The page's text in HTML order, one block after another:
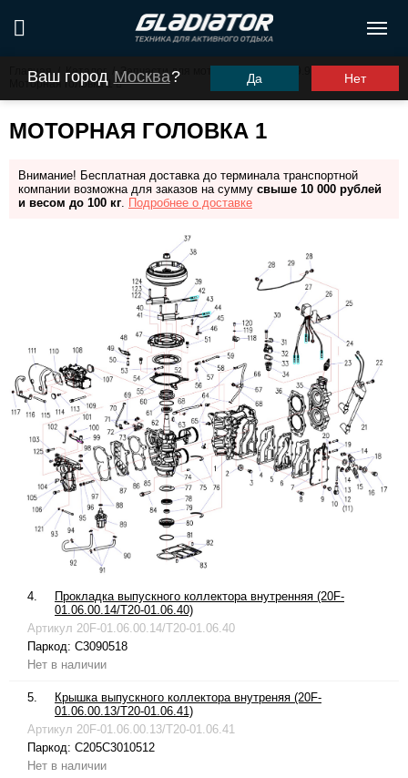
Ваш город Москва? Да Нет
Главная / Каталог Запчасти для моторов ПЛМ
/
Моторная головка 1
МОТОРНАЯ ГОЛОВКА 1
Внимание! Бесплатная доставка до терминала транспортной
компании возможна для заказов на сумму свыше 10 000 рублей
и весом до 100 кг. Подробнее о доставке
4.
Прокладка выпускного коллектора внутренняя (20F-
01.06.00.14/T20-01.06.40)
Артикул 20F-01.06.00.14/T20-01.06.40
Паркод: C3090518
Нет в наличии
5.
Крышка выпускного коллектора внутреняя (20F-
01.06.00.13/T20-01.06.41)
Артикул 20F-01.06.00.13/T20-01.06.41
Паркод: C205C3010512
Нет в наличии